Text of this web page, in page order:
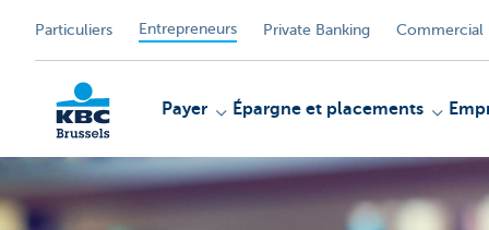
Particuliers Entrepreneurs Private Banking Commercial
Payer Épargne et placements